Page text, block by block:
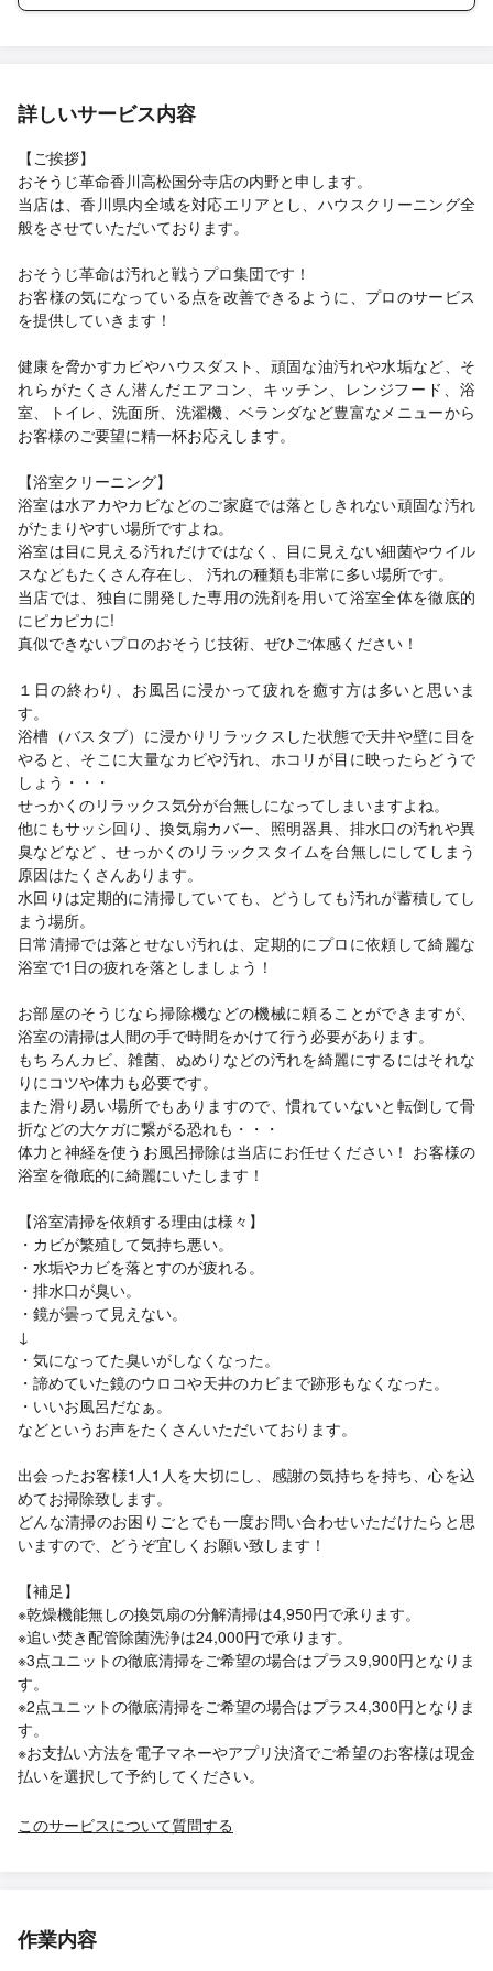
詳しいサービス内容
【ご挨拶】
おそうじ革命香川高松国分寺店の内野と申します。
当店は、香川県内全域を対応エリアとし、ハウスクリーニング全
般をさせていただいております。
おそうじ革命は汚れと戦うプロ集団です！
お客様の気になっている点を改善できるように、プロのサービス
を提供していきます！
健康を脅かすカビやハウスダスト、頑固な油汚れや水垢など、そ
れらがたくさん潜んだエアコン、キッチン、レンジフード、浴
室、トイレ、洗面所、洗濯機、ベランダなど豊富なメニューから
お客様のご要望に精一杯お応えします。
【浴室クリーニング】
浴室は水アカやカビなどのご家庭では落としきれない頑固な汚れ
がたまりやすい場所ですよね。
浴室は目に見える汚れだけではなく、目に見えない細菌やウイル
スなどもたくさん存在し、 汚れの種類も非常に多い場所です。
当店では、独自に開発した専用の洗剤を用いて浴室全体を徹底的
にピカピカに!
真似できないプロのおそうじ技術、ぜひご体感ください！
１日の終わり、お風呂に浸かって疲れを癒す方は多いと思いま
す。
浴槽（バスタブ）に浸かりリラックスした状態で天井や壁に目を
やると、そこに大量なカビや汚れ、ホコリが目に映ったらどうで
しょう・・・
せっかくのリラックス気分が台無しになってしまいますよね。
他にもサッシ回り、換気扇カバー、照明器具、排水口の汚れや異
臭などなど 、せっかくのリラックスタイムを台無しにしてしまう
原因はたくさんあります。
水回りは定期的に清掃していても、どうしても汚れが蓄積してし
まう場所。
日常清掃では落とせない汚れは、定期的にプロに依頼して綺麗な
浴室で1日の疲れを落としましょう！
お部屋のそうじなら掃除機などの機械に頼ることができますが、
浴室の清掃は人間の手で時間をかけて行う必要があります。
もちろんカビ、雑菌、ぬめりなどの汚れを綺麗にするにはそれな
りにコツや体力も必要です。
また滑り易い場所でもありますので、慣れていないと転倒して骨
折などの大ケガに繋がる恐れも・・・
体力と神経を使うお風呂掃除は当店にお任せください！ お客様の
浴室を徹底的に綺麗にいたします！
【浴室清掃を依頼する理由は様々】
・カビが繁殖して気持ち悪い。
・水垢やカビを落とすのが疲れる。
・排水口が臭い。
・鏡が曇って見えない。
↓
・気になってた臭いがしなくなった。
・諦めていた鏡のウロコや天井のカビまで跡形もなくなった。
・いいお風呂だなぁ。
などというお声をたくさんいただいております。
出会ったお客様1人1人を大切にし、感謝の気持ちを持ち、心を込
めてお掃除致します。
どんな清掃のお困りごとでも一度お問い合わせいただけたらと思
いますので、どうぞ宜しくお願い致します！
【補足】
※乾燥機能無しの換気扇の分解清掃は4,950円で承ります。
※追い焚き配管除菌洗浄は24,000円で承ります。
※3点ユニットの徹底清掃をご希望の場合はプラス9,900円となりま
す。
※2点ユニットの徹底清掃をご希望の場合はプラス4,300円となりま
す。
※お支払い方法を電子マネーやアプリ決済でご希望のお客様は現金
払いを選択して予約してください。
このサービスについて質問する
作業内容